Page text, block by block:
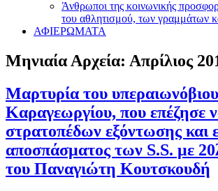
Άνθρωποι της κοινωνικής
του αθλητισμού, των γραμμάτων
ΑΦΙΕΡΩΜΑΤΑ
Μηνιαία Αρχεία: Απρίλιος
Μαρτυρία του
Καραγεωργίου, που επέζησε
στρατοπέδων εξόντωσης και
αποσπάσματος των S.S. με
του Παναγιώτη Κουτσκουδή